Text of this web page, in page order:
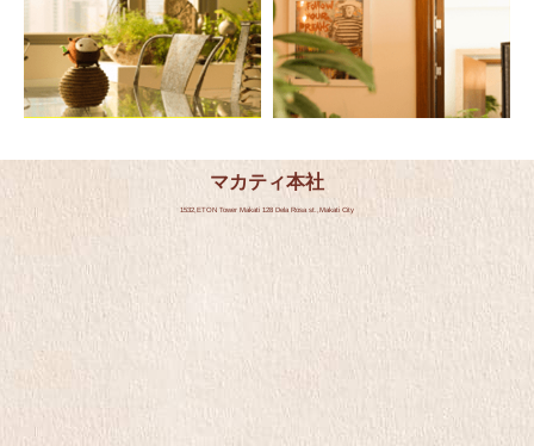
マカティ本社
1532,ETON Tower Makati 128 Dela Rosa st.,Makati City